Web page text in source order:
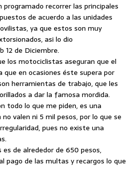
recorrer las principales
de acuerdo a las unidades
ya que estos son muy
asi lo dio
12 de Diciembre.
los motociclistas aseguran que el
que en ocasiones éste supera por
herramientas de trabajo, que les
a dar la famosa mordida.
todo lo que me piden, es una
valen ni 5 mil pesos, por lo que se
pues no existe una
de alrededor de 650 pesos,
pago de las multas y recargos lo que